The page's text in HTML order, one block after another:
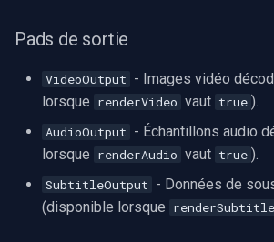
Pads de sortie
VideoOutput - Images vidéo
lorsque renderVideo vaut true ).
AudioOutput - Échantillons audio
lorsque renderAudio vaut true ).
SubtitleOutput - Données de
(disponible lorsque renderSubtitle